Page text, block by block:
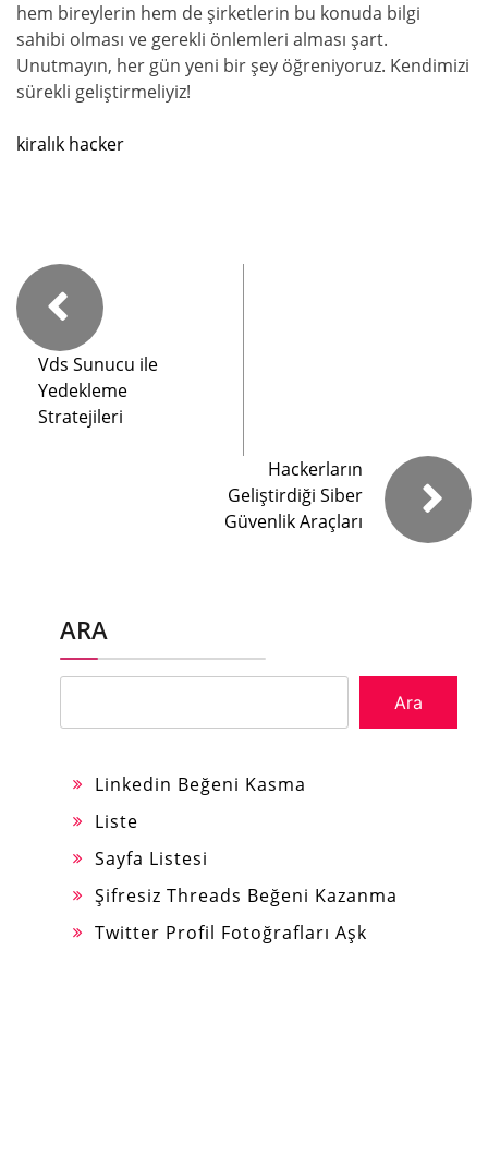
hem bireylerin hem de şirketlerin bu konuda bilgi
sahibi olması ve gerekli önlemleri alması şart.
Unutmayın, her gün yeni bir şey öğreniyoruz. Kendimizi
sürekli geliştirmeliyiz!
kiralık hacker
Vds Sunucu ile
Yedekleme
Stratejileri
Hackerların
Geliştirdiği Siber
Güvenlik Araçları
ARA
Ara
Linkedin Beğeni Kasma
Liste
Sayfa Listesi
Şifresiz Threads Beğeni Kazanma
Twitter Profil Fotoğrafları Aşk